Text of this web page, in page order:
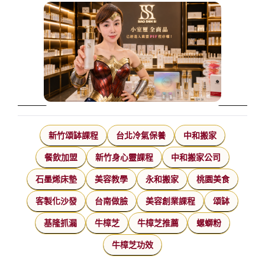
新竹頌缽課程 台北冷氣保養 中和搬家
餐飲加盟 新竹身心靈課程 中和搬家公司
石墨烯床墊 美容教學 永和搬家 桃園美食
客製化沙發 台南做臉 美容創業課程 頌缽
基隆抓漏 牛樟芝 牛樟芝推薦 螺螄粉
牛樟芝功效